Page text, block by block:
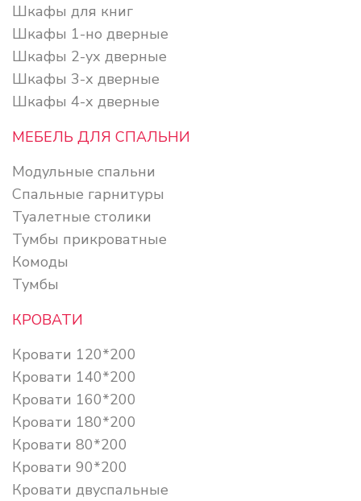
Шкафы для книг
Шкафы 1-но дверные
Шкафы 2-ух дверные
Шкафы 3-х дверные
Шкафы 4-х дверные
МЕБЕЛЬ ДЛЯ СПАЛЬНИ
Модульные спальни
Спальные гарнитуры
Туалетные столики
Тумбы прикроватные
Комоды
Тумбы
КРОВАТИ
Кровати 120*200
Кровати 140*200
Кровати 160*200
Кровати 180*200
Кровати 80*200
Кровати 90*200
Кровати двуспальные